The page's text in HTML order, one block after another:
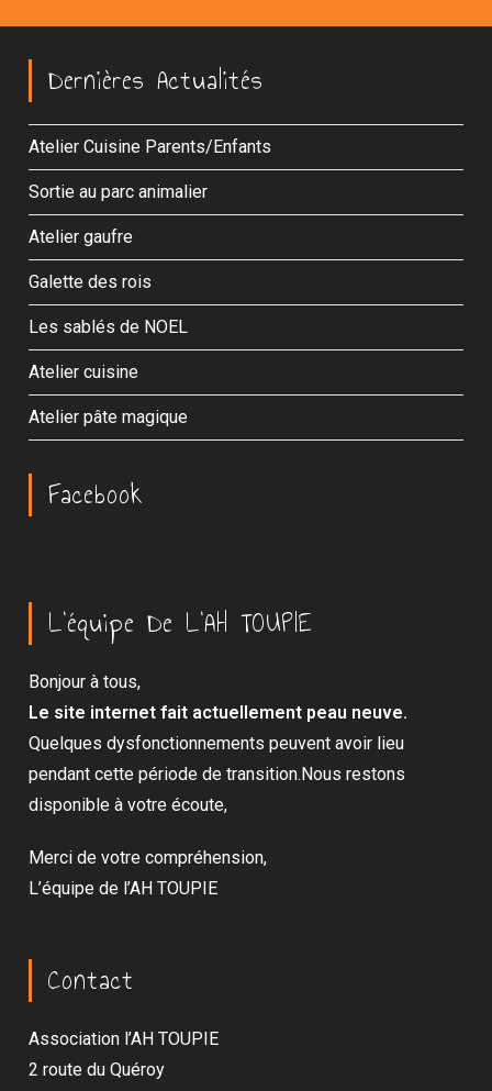
Dernières Actualités
Atelier Cuisine Parents/Enfants
Sortie au parc animalier
Atelier gaufre
Galette des rois
Les sablés de NOEL
Atelier cuisine
Atelier pâte magique
Facebook
L’équipe De L’AH TOUPIE
Bonjour à tous,
Le site internet fait actuellement peau neuve.
Quelques dysfonctionnements peuvent avoir lieu
pendant cette période de transition.Nous restons
disponible à votre écoute,
Merci de votre compréhension,
L’équipe de l’AH TOUPIE
Contact
Association l’AH TOUPIE
2 route du Quéroy